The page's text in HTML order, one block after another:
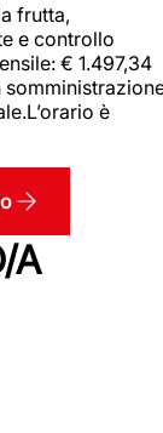
frutta,
e controllo
€ 1.497,34
è
A